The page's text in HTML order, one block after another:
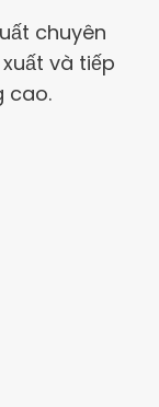
chuyên
và tiếp
cao.